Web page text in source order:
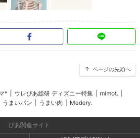
ページの先頭へ
* ウレぴあ総研 ディズニー特集 mimot.
うまいパン うまい肉 Medery.
ぴあ関連サイト